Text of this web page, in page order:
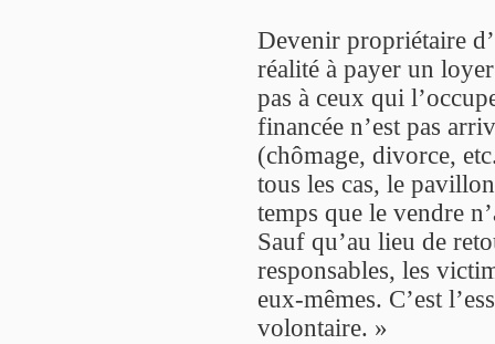
Devenir propriétaire
réalité à payer un
pas à ceux qui
financée n’est pas
(chômage, divorce,
tous les cas, le
temps que le vendre
Sauf qu’au lieu de
responsables, les
eux-mêmes. C’est
volontaire. »